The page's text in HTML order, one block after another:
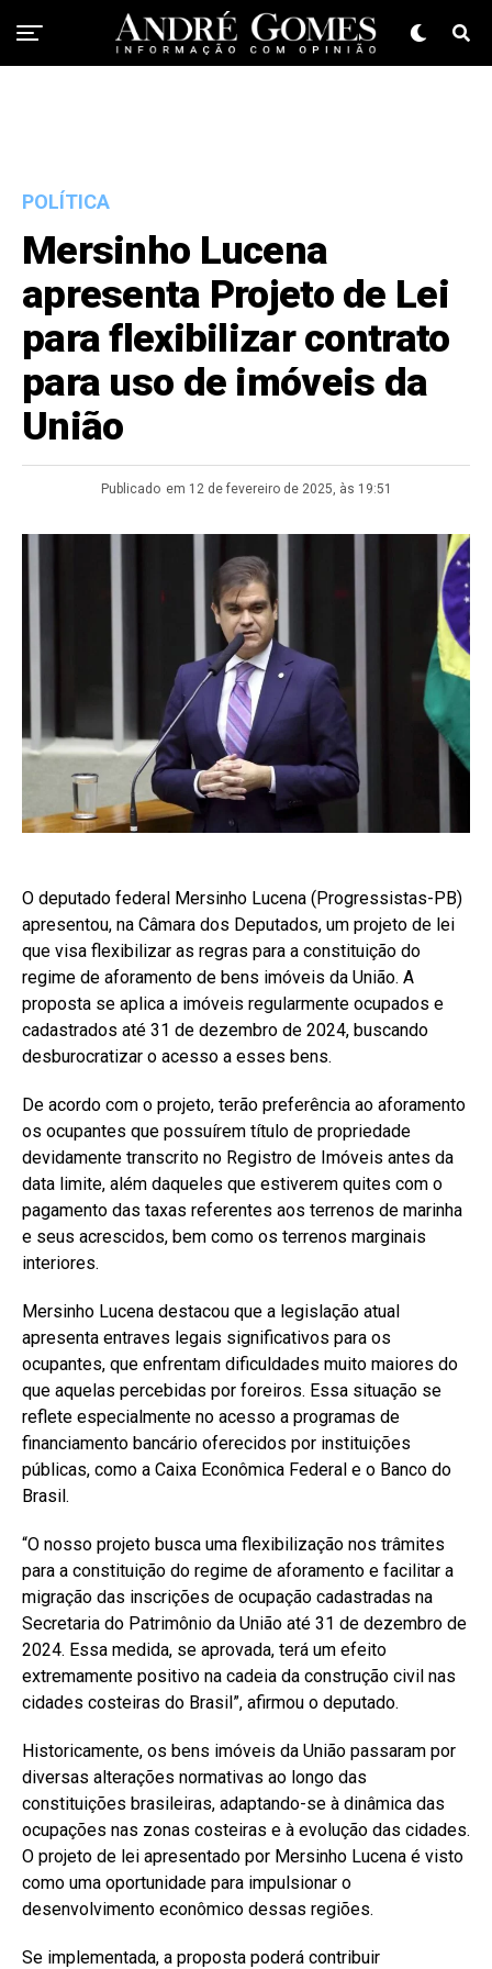
POLÍTICA
Mersinho Lucena
apresenta Projeto de Lei
para flexibilizar contrato
para uso de imóveis da
União
Publicado em 12 de fevereiro de 2025, às 19:51
O deputado federal Mersinho Lucena (Progressistas-PB)
apresentou, na Câmara dos Deputados, um projeto de lei
que visa flexibilizar as regras para a constituição do
regime de aforamento de bens imóveis da União. A
proposta se aplica a imóveis regularmente ocupados e
cadastrados até 31 de dezembro de 2024, buscando
desburocratizar o acesso a esses bens.
De acordo com o projeto, terão preferência ao aforamento
os ocupantes que possuírem título de propriedade
devidamente transcrito no Registro de Imóveis antes da
data limite, além daqueles que estiverem quites com o
pagamento das taxas referentes aos terrenos de marinha
e seus acrescidos, bem como os terrenos marginais
interiores.
Mersinho Lucena destacou que a legislação atual
apresenta entraves legais significativos para os
ocupantes, que enfrentam dificuldades muito maiores do
que aquelas percebidas por foreiros. Essa situação se
reflete especialmente no acesso a programas de
financiamento bancário oferecidos por instituições
públicas, como a Caixa Econômica Federal e o Banco do
Brasil.
“O nosso projeto busca uma flexibilização nos trâmites
para a constituição do regime de aforamento e facilitar a
migração das inscrições de ocupação cadastradas na
Secretaria do Patrimônio da União até 31 de dezembro de
2024. Essa medida, se aprovada, terá um efeito
extremamente positivo na cadeia da construção civil nas
cidades costeiras do Brasil”, afirmou o deputado.
Historicamente, os bens imóveis da União passaram por
diversas alterações normativas ao longo das
constituições brasileiras, adaptando-se à dinâmica das
ocupações nas zonas costeiras e à evolução das cidades.
O projeto de lei apresentado por Mersinho Lucena é visto
como uma oportunidade para impulsionar o
desenvolvimento econômico dessas regiões.
Se implementada, a proposta poderá contribuir